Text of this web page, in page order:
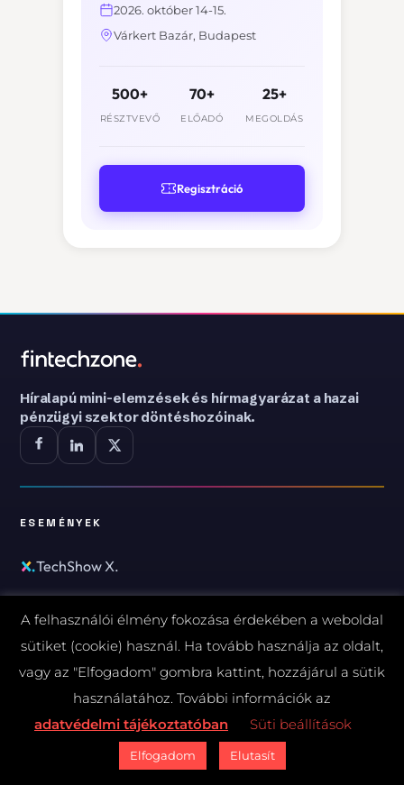
2026. október 14-15.
Várkert Bazár, Budapest
500+
RÉSZTVEVŐ
70+
ELŐADÓ
25+
MEGOLDÁS
Regisztráció
Híralapú mini-elemzések és hírmagyarázat a hazai
pénzügyi szektor döntéshozóinak.
ESEMÉNYEK
TechShow X.
Ki kicsoda - AI 2026
Ki kicsoda - Kibervédelem 2026
A felhasználói élmény fokozása érdekében a weboldal
sütiket (cookie) használ. Ha tovább használja az oldalt,
vagy az "Elfogadom" gombra kattint, hozzájárul a sütik
használatához. További információk az
adatvédelmi tájékoztatóban
Süti beállítások
Elfogadom Elutasít